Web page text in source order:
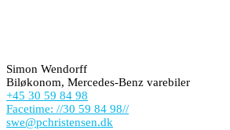
Simon Wendorff
Biløkonom, Mercedes-Benz varebiler
+45 30 59 84 98
Facetime: //30 59 84 98//
swe@pchristensen.dk